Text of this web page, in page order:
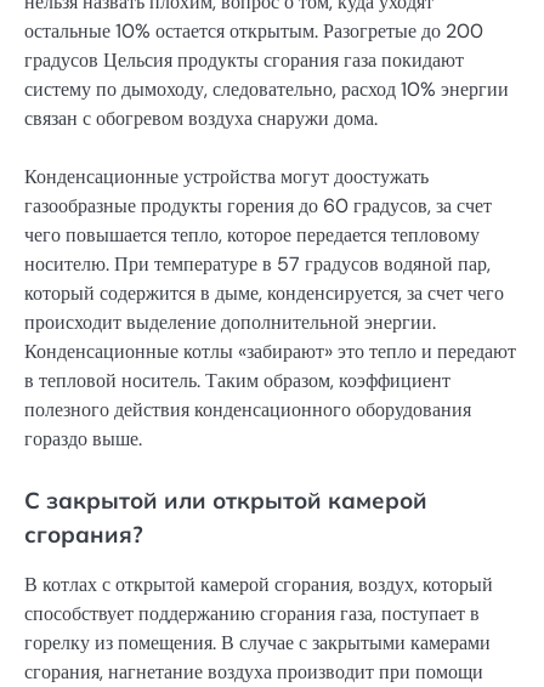
остальные 10% остается открытым. Разогретые до 200
градусов Цельсия продукты сгорания газа покидают
систему по дымоходу, следовательно, расход 10% энергии
связан с обогревом воздуха снаружи дома.
Конденсационные устройства могут доостужать
газообразные продукты горения до 60 градусов, за счет
чего повышается тепло, которое передается тепловому
носителю. При температуре в 57 градусов водяной пар,
который содержится в дыме, конденсируется, за счет чего
происходит выделение дополнительной энергии.
Конденсационные котлы «забирают» это тепло и передают
в тепловой носитель. Таким образом, коэффициент
полезного действия конденсационного оборудования
гораздо выше.
С закрытой или открытой камерой
сгорания?
В котлах с открытой камерой сгорания, воздух, который
способствует поддержанию сгорания газа, поступает в
горелку из помещения. В случае с закрытыми камерами
сгорания, нагнетание воздуха производит при помощи